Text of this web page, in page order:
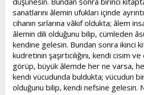
sanatlarını âlemin ufukları içinde
cihanın sırlarına vâkıf oldukta; âlem
âlemin dili olduğunu bilip, cümleden
kendine gelesin. Bundan sonra ikinci
kudretinin şaşırtıcılığını, kendi cisim
görüp, büyük âlemde her ne varsa,
kendi vücudunda buldukta; vücudun
olduğunu bilip, kendi nefsine gelesin.